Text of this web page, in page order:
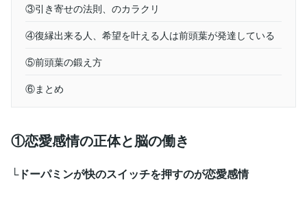
③引き寄せの法則、のカラクリ
④復縁出来る人、希望を叶える人は前頭葉が発達している
⑤前頭葉の鍛え方
⑥まとめ
①恋愛感情の正体と脳の働き
└ドーパミンが快のスイッチを押すのが恋愛感情